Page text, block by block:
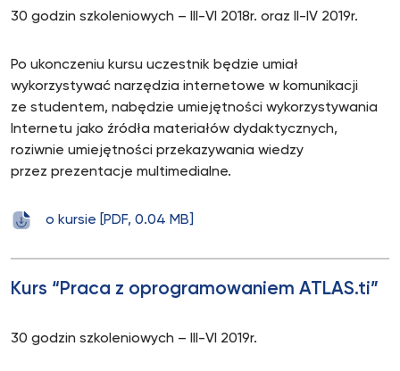
30 godzin szkoleniowych – III-VI 2018r. oraz II-IV 2019r.
Po ukonczeniu kursu uczestnik będzie umiał
wykorzystywać narzędzia internetowe w komunikacji
ze studentem, nabędzie umiejętności wykorzystywania
Internetu jako źródła materiałów dydaktycznych,
roziwnie umiejętności przekazywania wiedzy
przez prezentacje multimedialne.
o kursie [PDF, 0.04 MB]
Kurs “Praca z oprogramowaniem ATLAS.ti”
30 godzin szkoleniowych – III-VI 2019r.